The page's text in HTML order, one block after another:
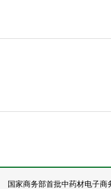
国家商务部首批中药材电子